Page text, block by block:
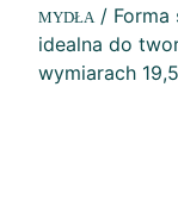
MYDŁA/ Forma
idealna do
wymiarach